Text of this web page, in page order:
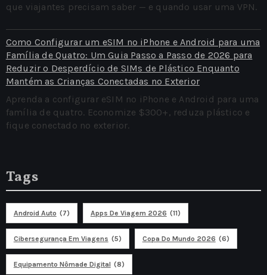
que viajantes precisam saber — e quando usar uma VPN.
Como Configurar um eSIM no iPhone e Android para uma
Família de Quatro: Um Guia Passo a Passo de 2026 para
Reduzir o Desperdício de SIMs de Plástico Enquanto
Mantém as Crianças Conectadas no Exterior
Aprenda a configurar eSIM no iPhone e Android para uma
família de quatro. Economize $300+, reduza plástico e
fique conectado no exterior.
Tags
Android Auto (7) Apps De Viagem 2026 (11)
Cibersegurança Em Viagens (5) Copa Do Mundo 2026 (6)
Equipamento Nômade Digital (8)